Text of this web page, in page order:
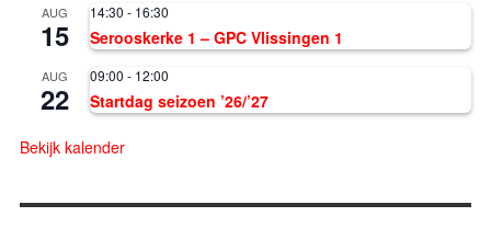
AUG
15
14:30 - 16:30
Serooskerke 1 – GPC Vlissingen 1
AUG
22
09:00 - 12:00
Startdag seizoen ’26/’27
Bekijk kalender